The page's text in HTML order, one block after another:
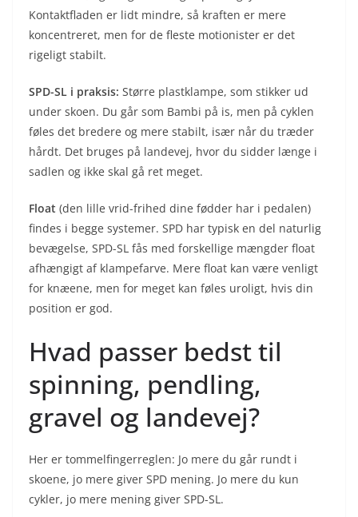
Kontaktfladen er lidt mindre, så kraften er mere
koncentreret, men for de fleste motionister er det
rigeligt stabilt.
SPD-SL i praksis: Større plastklampe, som stikker ud
under skoen. Du går som Bambi på is, men på cyklen
føles det bredere og mere stabilt, især når du træder
hårdt. Det bruges på landevej, hvor du sidder længe i
sadlen og ikke skal gå ret meget.
Float (den lille vrid-frihed dine fødder har i pedalen)
findes i begge systemer. SPD har typisk en del naturlig
bevægelse, SPD-SL fås med forskellige mængder float
afhængigt af klampefarve. Mere float kan være venligt
for knæene, men for meget kan føles uroligt, hvis din
position er god.
Hvad passer bedst til
spinning, pendling,
gravel og landevej?
Her er tommelfingerreglen: Jo mere du går rundt i
skoene, jo mere giver SPD mening. Jo mere du kun
cykler, jo mere mening giver SPD-SL.